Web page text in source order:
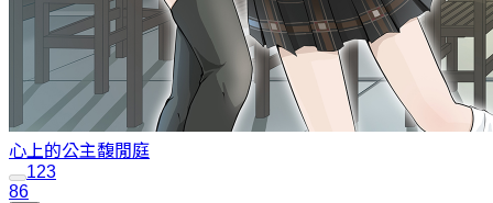
心上的公主馥閒庭
123
86